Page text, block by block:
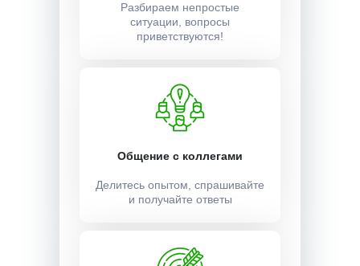
Разбираем непростые
ситуации, вопросы
приветствуются!
Общение с коллегами
Делитесь опытом, спрашивайте
и получайте ответы